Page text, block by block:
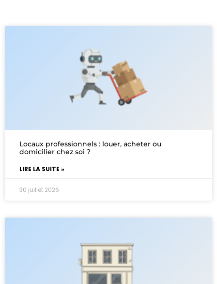
Locaux professionnels : louer, acheter ou
domicilier chez soi ?
LIRE LA SUITE »
30 juillet 2026